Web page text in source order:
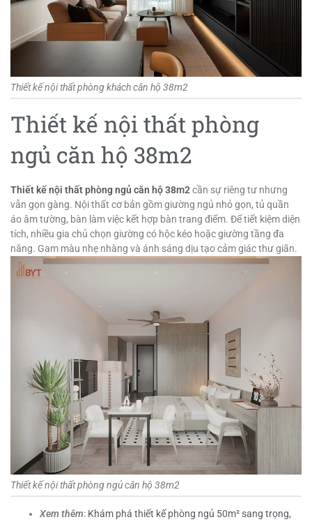
Thiết kế nội thất phòng khách căn hộ 38m2
Thiết kế nội thất phòng
ngủ căn hộ 38m2
Thiết kế nội thất phòng ngủ căn hộ 38m2cần sự riêng tư nhưng
vẫn gọn gàng. Nội thất cơ bản gồm giường ngủ nhỏ gọn, tủ quần
áo âm tường, bàn làm việc kết hợp bàn trang điểm. Để tiết kiệm diện
tích, nhiều gia chủ chọn giường có hộc kéo hoặc giường tầng đa
năng. Gam màu nhẹ nhàng và ánh sáng dịu tạo cảm giác thư giãn.
Thiết kế nội thất phòng ngủ căn hộ 38m2
Xem thêm: Khám phá thiết kế phòng ngủ 50m² sang trọng,